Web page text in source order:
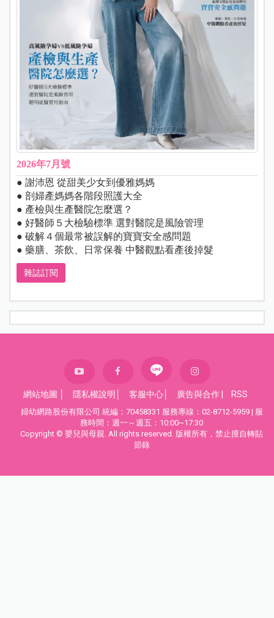
2026年7月號
● 謝沛恩 從甜美少女到優雅媽媽
● 剖婦產媽媽各階段照護大全
● 產檢與生產醫院怎麼選？
● 好醫師５大檢驗標準 選對醫院是風險管理
● 破解４個最常被誤解的寶寶安全感問題
● 藥膳、茶飲、日常保養 中醫觀點看產後掉髮
雜誌訂閱
網站地圖 隱私權說明 客服中心 廣告與合作 RSS
婦幼網路股份有限公司 統編：70458331 服務專線：02-8712-5959 | 服
務時間：週一～週五：10:00~17:30
Copyright © 嬰兒與母親. All rights reserved. 版權所有，禁止擅自轉貼
節錄